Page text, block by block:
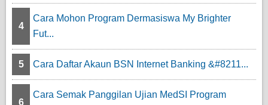
4
Cara Mohon Program Dermasiswa My Brighter
Fut...
5 Cara Daftar Akaun BSN Internet Banking &#8211...
6
Cara Semak Panggilan Ujian MedSI Program